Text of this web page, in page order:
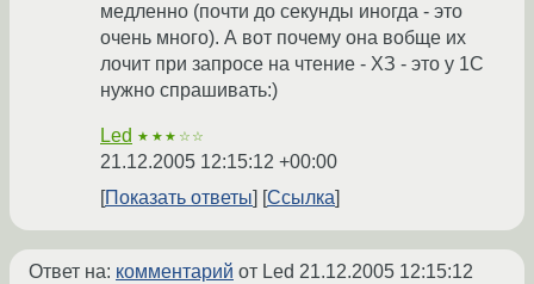
медленно (почти до секунды иногда - это
очень много). А вот почему она вобще их
лочит при запросе на чтение - ХЗ - это у 1С
нужно спрашивать:)
Led ★★★☆☆
21.12.2005 12:15:12 +00:00
Показать ответы
Ссылка
Ответ на: комментарий от Led 21.12.2005 12:15:12